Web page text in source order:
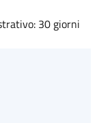
30 giorni